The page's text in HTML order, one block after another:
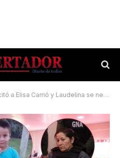
Carrió y Laudelina se negó a declarar